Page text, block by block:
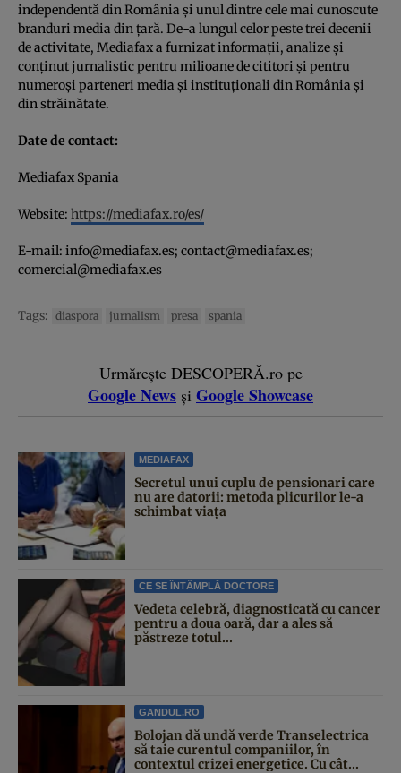
independentă din România și unul dintre cele mai cunoscute
branduri media din țară. De-a lungul celor peste trei decenii
de activitate, Mediafax a furnizat informații, analize și
conținut jurnalistic pentru milioane de cititori și pentru
numeroși parteneri media și instituționali din România și
din străinătate.
Date de contact:
Mediafax Spania
Website: https://mediafax.ro/es/
E-mail: info@mediafax.es; contact@mediafax.es;
comercial@mediafax.es
Tags: diaspora jurnalism presa spania
Urmărește DESCOPERĂ.ro pe
Google News și Google Showcase
MEDIAFAX
Secretul unui cuplu de pensionari care
nu are datorii: metoda plicurilor le-a
schimbat viața
CE SE ÎNTÂMPLĂ DOCTORE
Vedeta celebră, diagnosticată cu cancer
pentru a doua oară, dar a ales să
păstreze totul...
GANDUL.RO
Bolojan dă undă verde Transelectrica
să taie curentul companiilor, în
contextul crizei energetice. Cu cât...